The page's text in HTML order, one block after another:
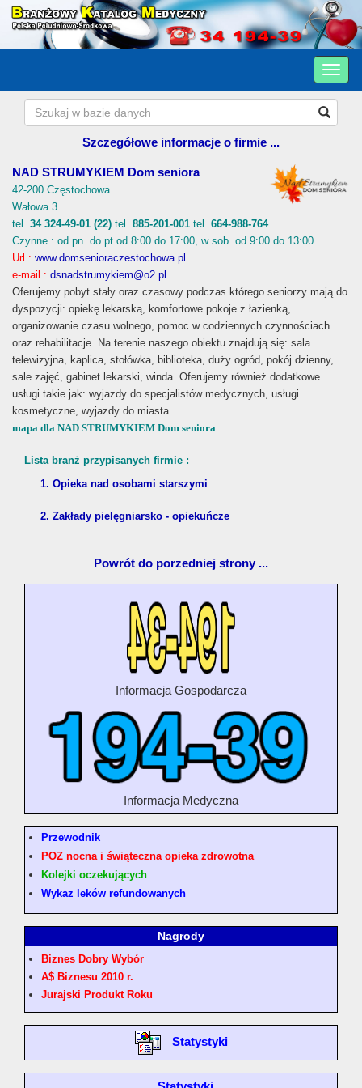
Szczegółowe informacje o firmie ...
NAD STRUMYKIEM Dom seniora
42-200 Częstochowa
Wałowa 3
tel. 34 324-49-01 (22) tel. 885-201-001 tel. 664-988-764
Czynne : od pn. do pt od 8:00 do 17:00, w sob. od 9:00 do 13:00
Url : www.domsenioraczestochowa.pl
e-mail : dsnadstrumykiem@o2.pl
Oferujemy pobyt stały oraz czasowy podczas którego seniorzy mają do
dyspozycji: opiekę lekarską, komfortowe pokoje z łazienką,
organizowanie czasu wolnego, pomoc w codziennych czynnościach
oraz rehabilitacje. Na terenie naszego obiektu znajdują się: sala
telewizyjna, kaplica, stołówka, biblioteka, duży ogród, pokój dzienny,
sale zajęć, gabinet lekarski, winda. Oferujemy również dodatkowe
usługi takie jak: wyjazdy do specjalistów medycznych, usługi
kosmetyczne, wyjazdy do miasta.
mapa dla NAD STRUMYKIEM Dom seniora
Lista branż przypisanych firmie :
1. Opieka nad osobami starszymi
2. Zakłady pielęgniarsko - opiekuńcze
Powrót do porzedniej strony ...
Informacja Gospodarcza
Informacja Medyczna
Przewodnik
POZ nocna i świąteczna opieka zdrowotna
Kolejki oczekujących
Wykaz leków refundowanych
Nagrody
Biznes Dobry Wybór
A$ Biznesu 2010 r.
Jurajski Produkt Roku
Statystyki